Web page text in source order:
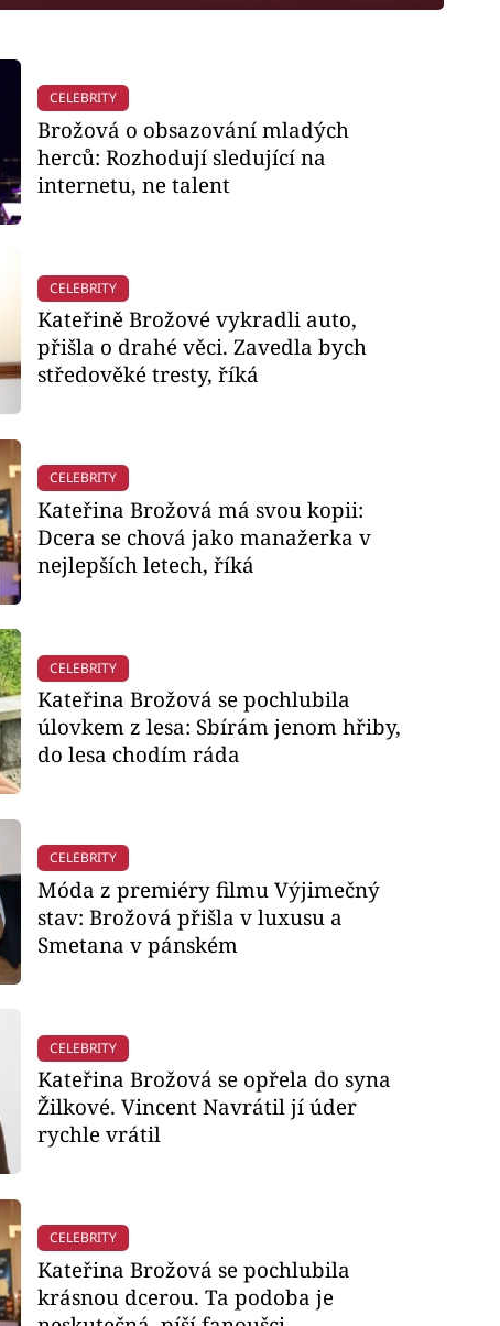
CELEBRITY
Brožová o obsazování mladých
herců: Rozhodují sledující na
internetu, ne talent
CELEBRITY
Kateřině Brožové vykradli auto,
přišla o drahé věci. Zavedla bych
středověké tresty, říká
CELEBRITY
Kateřina Brožová má svou kopii:
Dcera se chová jako manažerka v
nejlepších letech, říká
CELEBRITY
Kateřina Brožová se pochlubila
úlovkem z lesa: Sbírám jenom hřiby,
do lesa chodím ráda
CELEBRITY
Móda z premiéry filmu Výjimečný
stav: Brožová přišla v luxusu a
Smetana v pánském
CELEBRITY
Kateřina Brožová se opřela do syna
Žilkové. Vincent Navrátil jí úder
rychle vrátil
CELEBRITY
Kateřina Brožová se pochlubila
krásnou dcerou. Ta podoba je